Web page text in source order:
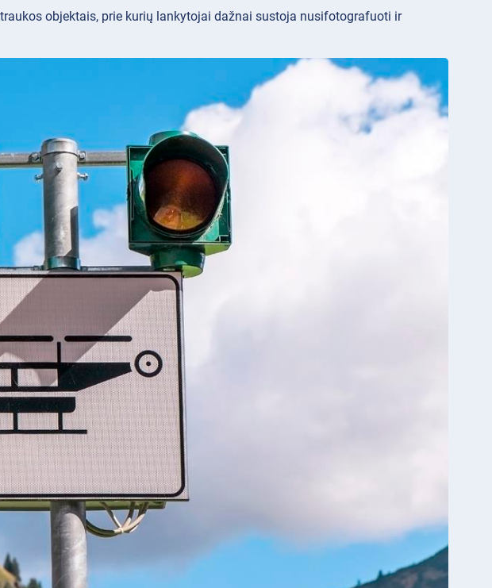
objektais, prie kurių lankytojai dažnai sustoja nusifotografuoti ir